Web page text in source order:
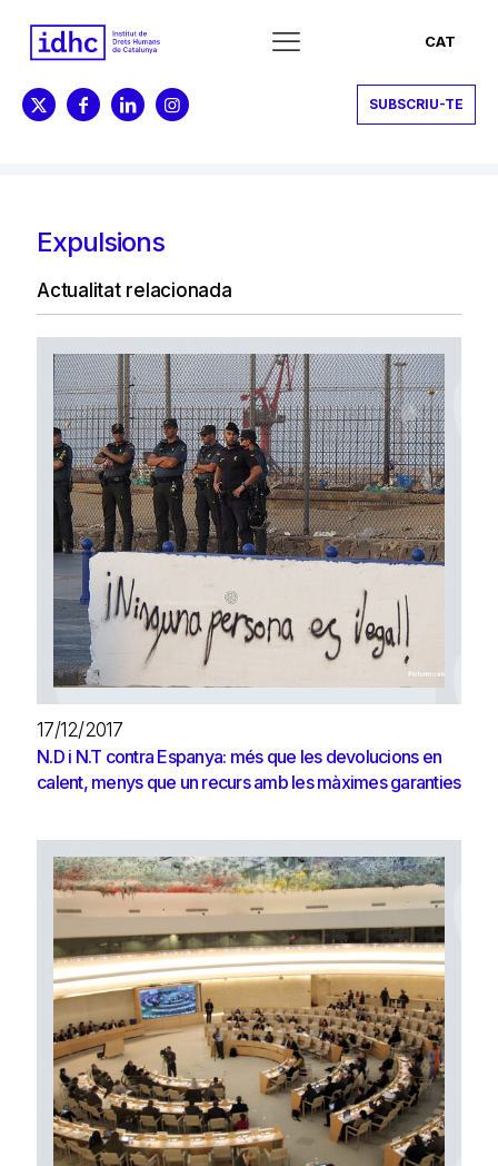
CAT
SUBSCRIU-TE
Expulsions
Actualitat relacionada
17/12/2017
N.D i N.T contra Espanya: més que les devolucions en
calent, menys que un recurs amb les màximes garanties